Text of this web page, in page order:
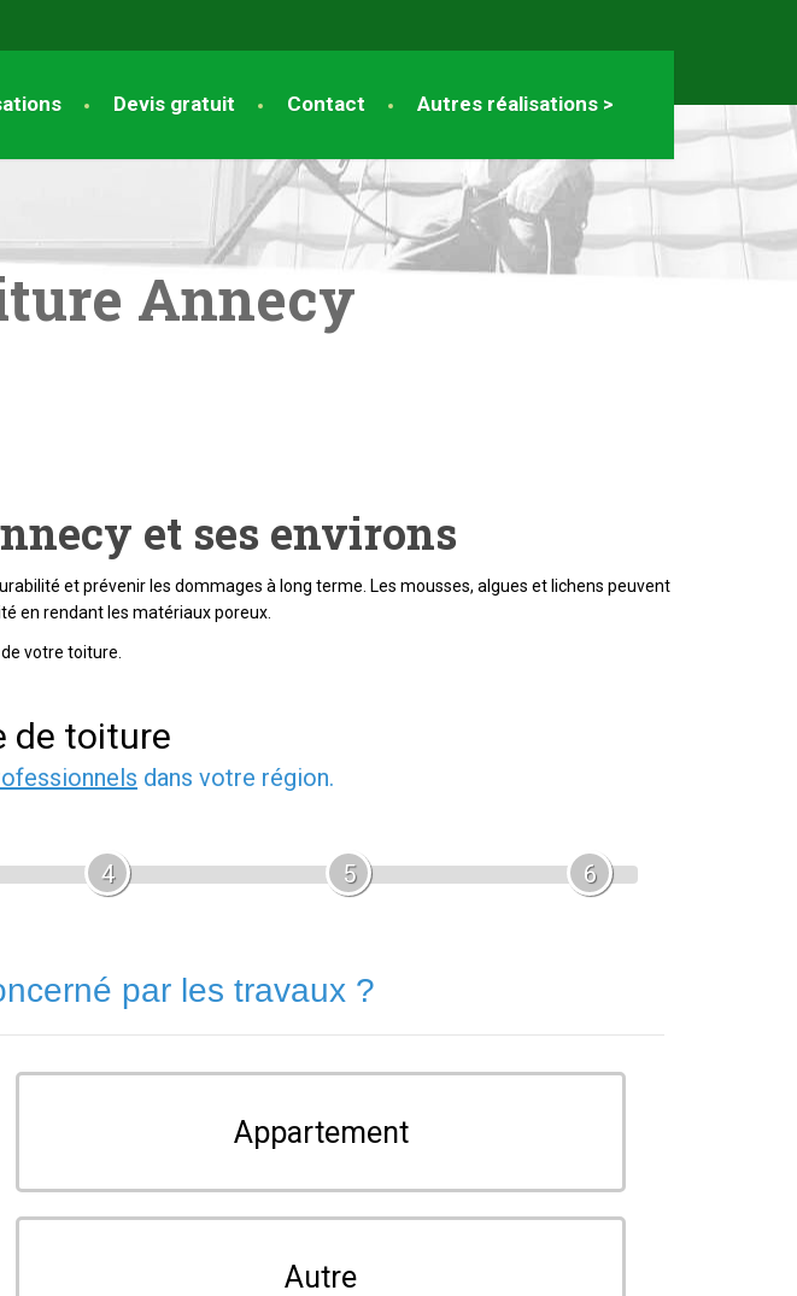
Devis gratuit Contact Autres réalisations >
Annecy
et ses environs
et prévenir les dommages à long terme. Les mousses, algues et lichens peuvent
en rendant les matériaux poreux.
votre toiture.
de toiture
dans votre région.
4 5 6
par les travaux ?
Appartement
Autre